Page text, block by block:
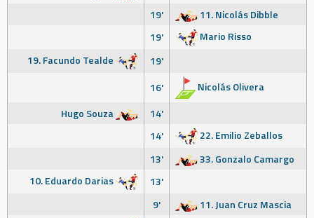
19'
11. Nicolás Dibble
19'
Mario Risso
19. Facundo Tealde
19'
16'
Nicolás Olivera
Hugo Souza
14'
14'
22. Emilio Zeballos
13'
33. Gonzalo Camargo
10. Eduardo Darias
13'
9'
11. Juan Cruz Mascia